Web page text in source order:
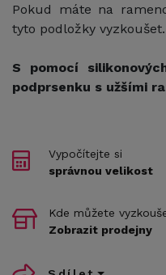
Pokud máte na
tyto podložky vyzkoušet.
S pomocí
podprsenku s užšími
Vypočítejte si
správnou velikost
Kde můžete
Zobrazit prodejny